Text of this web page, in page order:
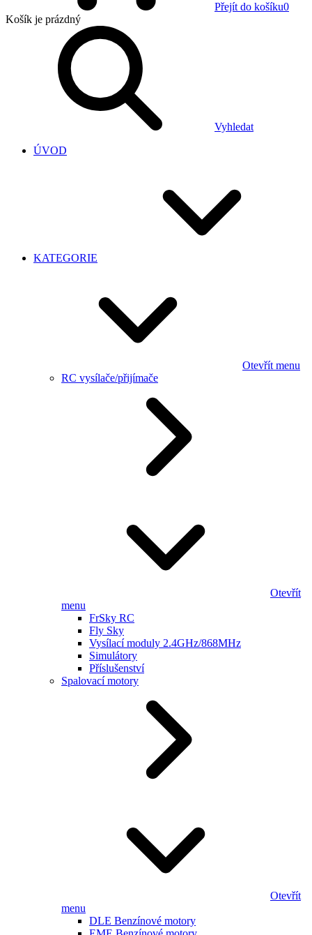
Přejít do košíku0
Košík je prázdný
Vyhledat
ÚVOD
KATEGORIE
Otevřít menu
RC vysílače/přijímače
Otevřít
menu
FrSky RC
Fly Sky
Vysílací moduly 2.4GHz/868MHz
Simulátory
Příslušenství
Spalovací motory
Otevřít
menu
DLE Benzínové motory